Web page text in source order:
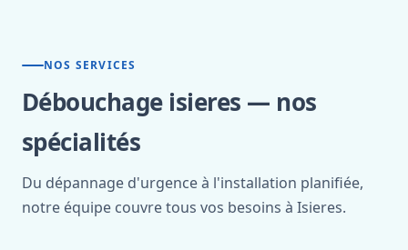
NOS SERVICES
Débouchage isieres — nos
spécialités
Du dépannage d'urgence à l'installation planifiée,
notre équipe couvre tous vos besoins à Isieres.